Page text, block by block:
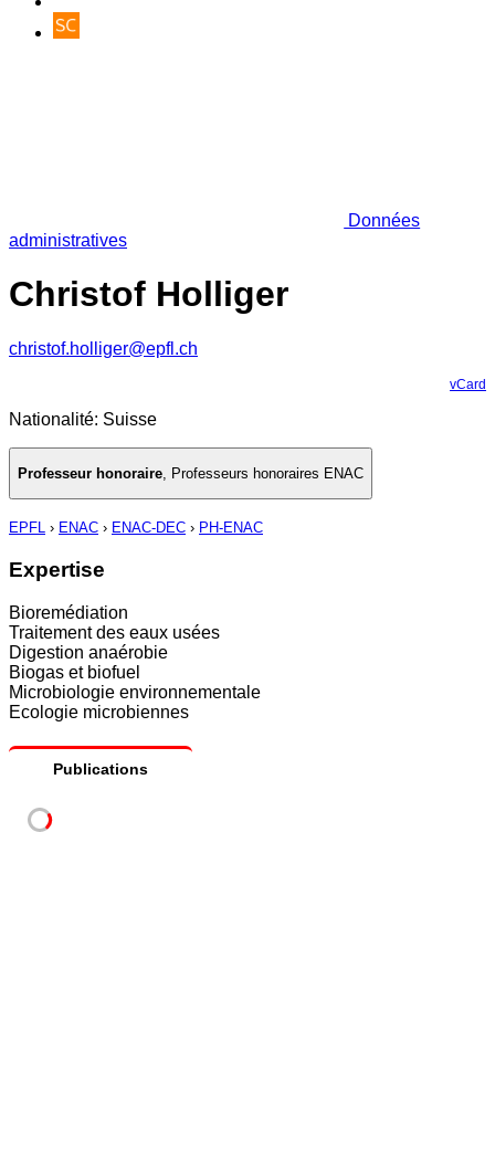
Données
administratives
Christof Holliger
christof.holliger@epfl.ch
vCard
Nationalité: Suisse
Professeur honoraire, Professeurs honoraires ENAC
EPFL › ENAC › ENAC-DEC › PH-ENAC
Expertise
Bioremédiation
Traitement des eaux usées
Digestion anaérobie
Biogas et biofuel
Microbiologie environnementale
Ecologie microbiennes
Publications